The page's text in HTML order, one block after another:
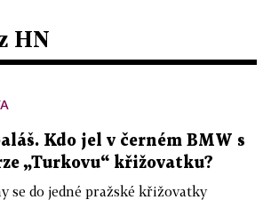
HN
Kdo jel v černém BMW s
„Turkovu“ křižovatku?
se do jedné pražské křižovatky